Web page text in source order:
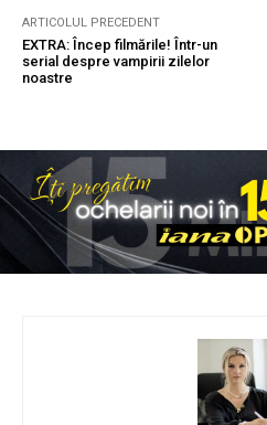
ARTICOLUL PRECEDENT
EXTRA: Încep filmările! Într-un
serial despre vampirii zilelor
noastre